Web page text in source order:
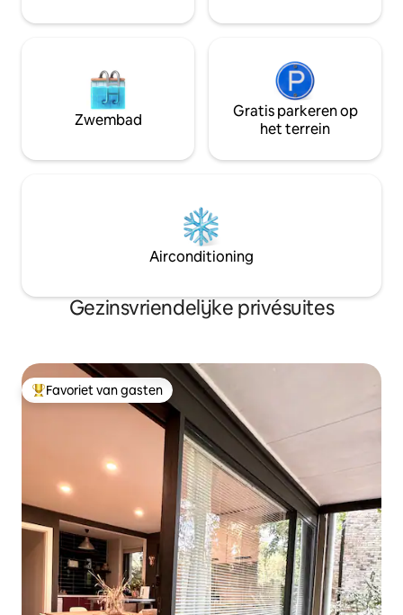
Zwembad
Gratis parkeren op
het terrein
Airconditioning
Gezinsvriendelijke privésuites
Topfavoriet van gasten
Favoriet van gasten